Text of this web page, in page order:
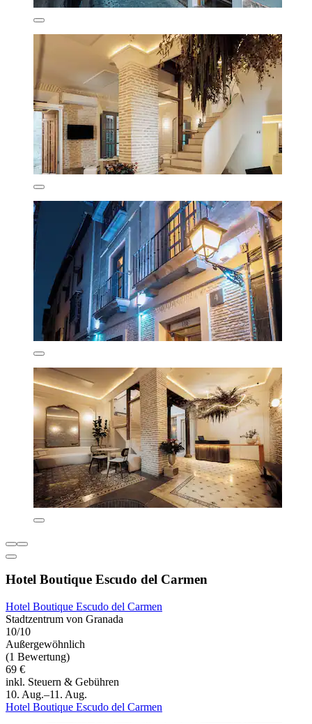
Hotel Boutique Escudo del Carmen
Hotel Boutique Escudo del Carmen
Stadtzentrum von Granada
10/10
Außergewöhnlich
(1 Bewertung)
69 €
inkl. Steuern & Gebühren
10. Aug.–11. Aug.
Hotel Boutique Escudo del Carmen